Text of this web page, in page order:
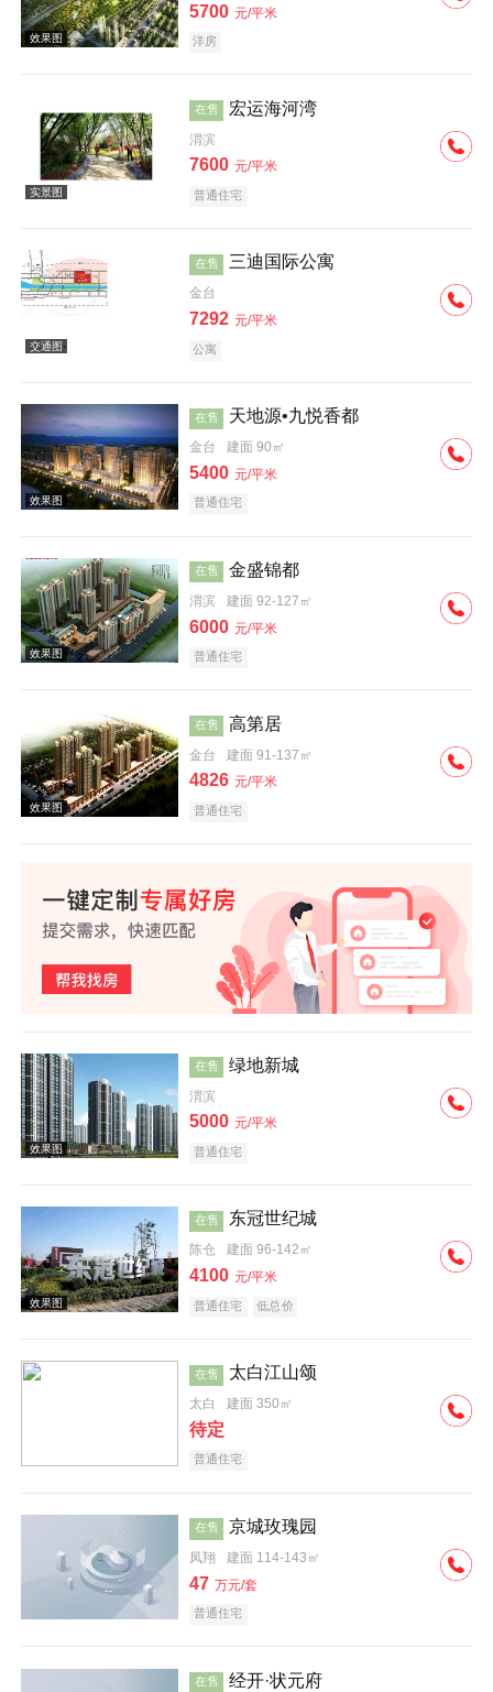
5700 元/平米
洋房
实景图
在售 宏运海河湾
渭滨
7600 元/平米
普通住宅
交通图
在售 三迪国际公寓
金台
7292 元/平米
公寓
效果图
在售 天地源•九悦香都
金台 建面 90㎡
5400 元/平米
普通住宅
效果图
在售 金盛锦都
渭滨 建面 92-127㎡
6000 元/平米
普通住宅
在售 高第居
金台 建面 91-137㎡
4826 元/平米
普通住宅
效果图
在售 绿地新城
渭滨
5000 元/平米
普通住宅
在售 东冠世纪城
陈仓 建面 96-142㎡
4100 元/平米
普通住宅 低总价
在售 太白江山颂
太白 建面 350㎡
待定
普通住宅
在售 京城玫瑰园
凤翔 建面 114-143㎡
47 万元/套
普通住宅
在售 经开·状元府